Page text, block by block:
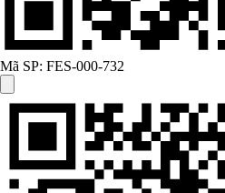
Mã SP: FES-000-732